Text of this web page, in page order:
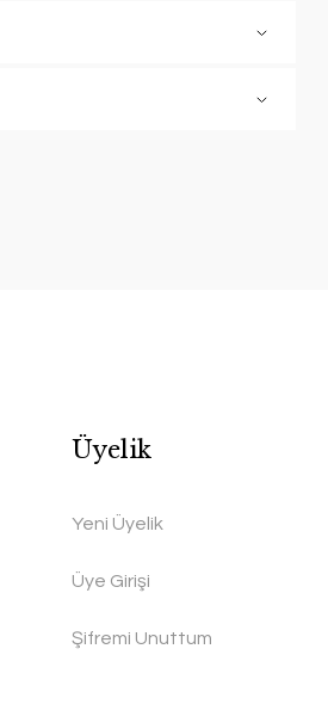
Üyelik
Yeni Üyelik
Üye Girişi
Şifremi Unuttum